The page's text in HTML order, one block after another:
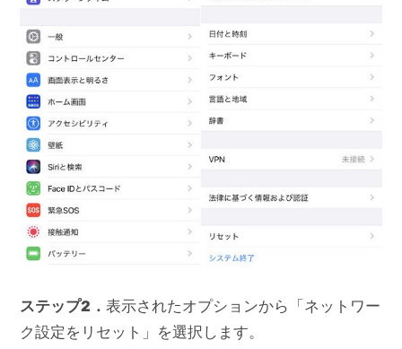
ステップ2 ．表示されたオプションから「ネットワー
ク設定をリセット」を選択します。